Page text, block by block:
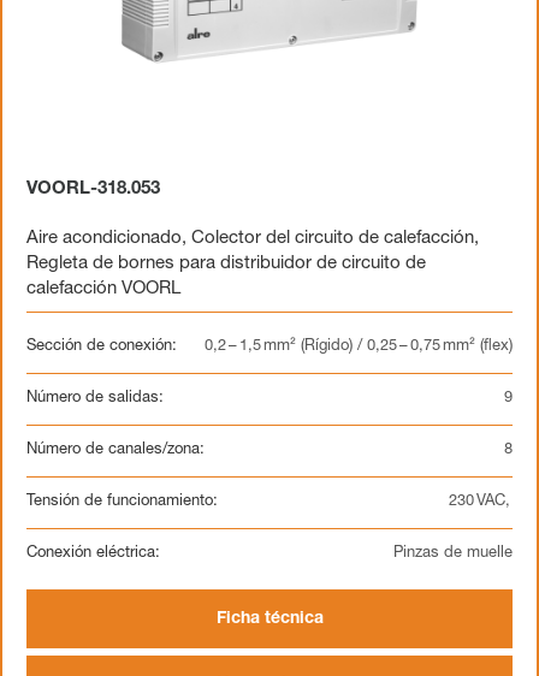
VOORL-318.053
Aire acondicionado, Colector del circuito de calefacción,
Regleta de bornes para distribuidor de circuito de
calefacción VOORL
Sección de conexión: 0,2 – 1,5 mm² (Rígido) / 0,25 – 0,75 mm² (flex)
Número de salidas: 9
Número de canales/zona: 8
Tensión de funcionamiento: 230 VAC,
Conexión eléctrica: Pinzas de muelle
Ficha técnica